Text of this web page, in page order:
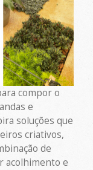
compor o
e
soluções que
criativos,
de
acolhimento e